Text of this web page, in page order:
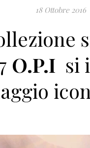
18 Ottobre 2016
O.P.I si